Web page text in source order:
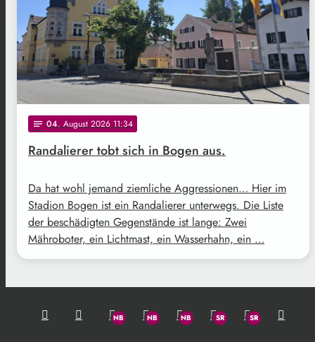
notes 04. August 2026 11:34
Randalierer tobt sich in Bogen aus.
Da hat wohl jemand ziemliche Aggressionen… Hier im
Stadion Bogen ist ein Randalierer unterwegs. Die Liste
der beschädigten Gegenstände ist lange: Zwei
Mähroboter, ein Lichtmast, ein Wasserhahn, ein …